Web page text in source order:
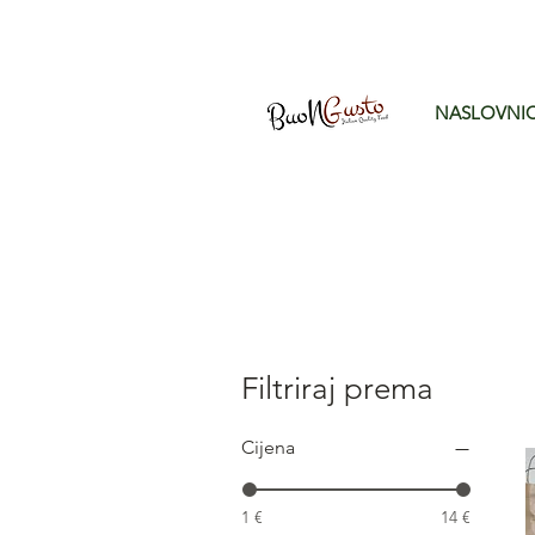
Filtriraj prema
Cijena
1 € 14 €